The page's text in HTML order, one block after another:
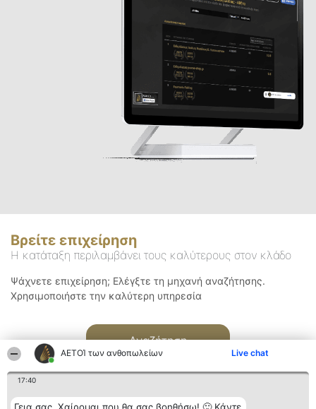
ΑΕΤΟΊ των ανθοπωλείων Live chat
17:40
Βρείτε επιχείρηση
Η κατάταξη περιλαμβάνει τους καλύτερους στον κλάδο
Ψάχνετε επιχείρηση; Ελέγξτε τη μηχανή αναζήτησης.
Χρησιμοποιήστε την καλύτερη υπηρεσία
Αναζήτηση